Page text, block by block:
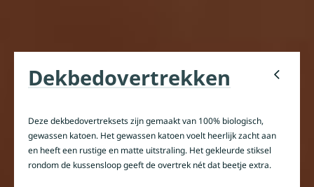
Dekbedovertrekken
Deze dekbedovertreksets zijn gemaakt van 100% biologisch,
gewassen katoen. Het gewassen katoen voelt heerlijk zacht aan
en heeft een rustige en matte uitstraling. Het gekleurde stiksel
rondom de kussensloop geeft de overtrek nét dat beetje extra.